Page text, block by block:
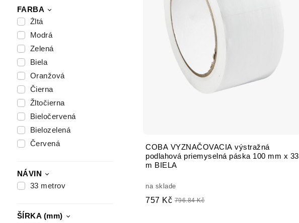
FARBA
Žltá
Modrá
Zelená
Biela
Oranžová
Čierna
Žltočierna
Bieločervená
Bielozelená
Červená
NÁVIN
33 metrov
ŠÍRKA (mm)
COBA VYZNAČOVACIA výstražná
podlahová priemyselná páska 100 mm x 33
m BIELA
na sklade
757 Kč 796.84 Kč